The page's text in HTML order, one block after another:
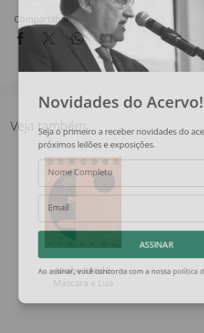
Compartilhar
Veja também
Niobe Xandó
Máscara e Lua
Novidades do Acervo!
Seja o primeiro a receber novidades do
próximos leilões e exposições.
Nome Completo
Email
Ao assinar, você concorda com a nossa